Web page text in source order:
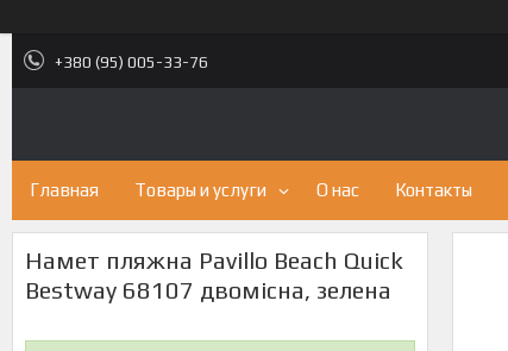
+380 (95) 005-33-76
Главная Товары и услуги О нас Контакты
Намет пляжна Pavillo Beach Quick
Bestway 68107 двомісна, зелена